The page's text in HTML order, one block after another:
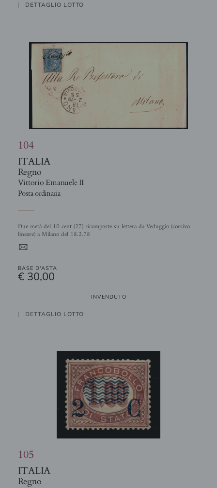
DETTAGLIO LOTTO
104
ITALIA
Regno
Vittorio Emanuele II
Posta ordinaria
Due metà del 10 cent (27) ricomposte su lettera da Veduggio (corsivo
lineare) a Milano del 18.2.78
4
BASE D'ASTA
€ 30,00
INVENDUTO
DETTAGLIO LOTTO
105
ITALIA
Regno